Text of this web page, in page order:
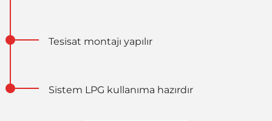
Tesisat montajı yapılır
Sistem LPG kullanıma hazırdır